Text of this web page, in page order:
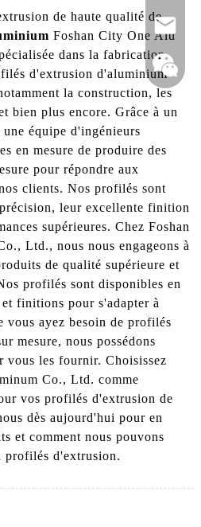
de haute qualité de
Foshan City One Alu
dans la fabrication
d'extrusion d'aluminium
la construction, les
bien plus encore. Grâce à un
équipe d'ingénieurs
en mesure de produire des
pour répondre aux
clients. Nos profilés sont
leur excellente finition
supérieures. Chez Foshan
Ltd., nous nous engageons à
de qualité supérieure et
profilés sont disponibles en
finitions pour s'adapter à
vous ayez besoin de profilés
mesure, nous possédons
vous les fournir. Choisissez
Co., Ltd. comme
vos profilés d'extrusion de
dès aujourd'hui pour en
et comment nous pouvons
profilés d'extrusion.